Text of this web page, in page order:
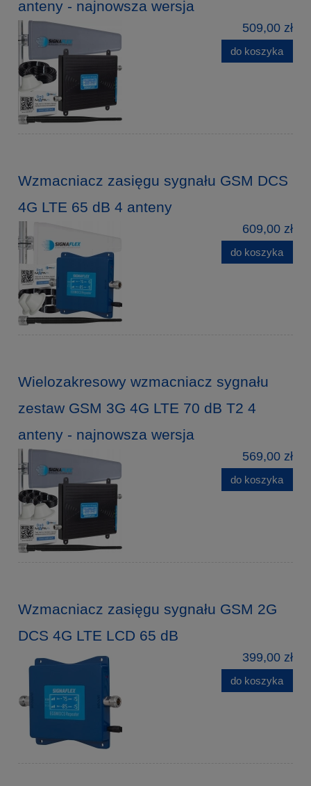
anteny - najnowsza wersja
509,00 zł
do koszyka
Wzmacniacz zasięgu sygnału GSM DCS
4G LTE 65 dB 4 anteny
609,00 zł
do koszyka
Wielozakresowy wzmacniacz sygnału
zestaw GSM 3G 4G LTE 70 dB T2 4
anteny - najnowsza wersja
569,00 zł
do koszyka
Wzmacniacz zasięgu sygnału GSM 2G
DCS 4G LTE LCD 65 dB
399,00 zł
do koszyka